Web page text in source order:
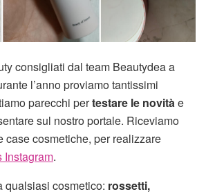
consigliati dal team Beautydea a
l’anno proviamo tantissimi
parecchi pertestare le novità e
sul nostro portale. Riceviamo
case cosmetiche, per realizzare
Instagram.
qualsiasi cosmetico: rossetti,